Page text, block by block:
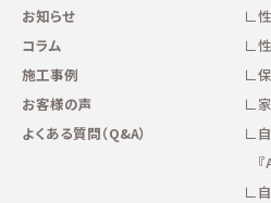
お知らせ
コラム
施工事例
お客様の声
よくある質問（Q&A）